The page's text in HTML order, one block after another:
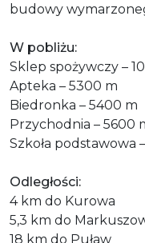
budowy
W pobliżu:
Sklep spożywczy –
Apteka – 5300 m
Biedronka – 5400 m
Przychodnia – 5600
Szkoła podstawowa
Odległości:
4 km do Kurowa
5,3 km do
18 km do Puław